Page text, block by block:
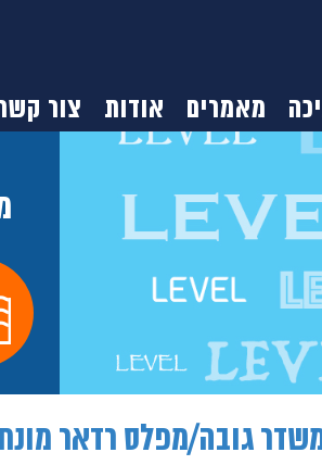
מאמרים אודות צור
גובה/מפלס רדאר